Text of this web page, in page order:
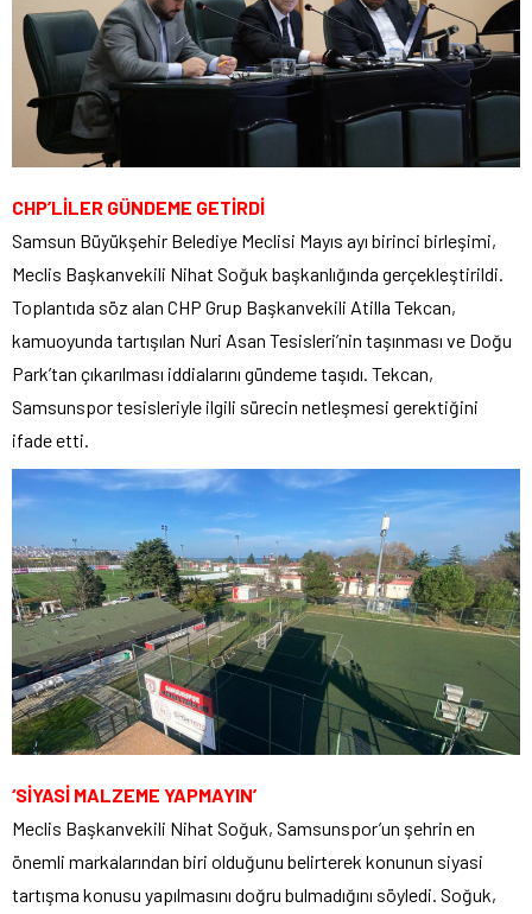
CHP’LİLER GÜNDEME GETİRDİ
Samsun Büyükşehir Belediye Meclisi Mayıs ayı birinci birleşimi,
Meclis Başkanvekili Nihat Soğuk başkanlığında gerçekleştirildi.
Toplantıda söz alan CHP Grup Başkanvekili Atilla Tekcan,
kamuoyunda tartışılan Nuri Asan Tesisleri’nin taşınması ve Doğu
Park’tan çıkarılması iddialarını gündeme taşıdı. Tekcan,
Samsunspor tesisleriyle ilgili sürecin netleşmesi gerektiğini
ifade etti.
‘SİYASİ MALZEME YAPMAYIN’
Meclis Başkanvekili Nihat Soğuk, Samsunspor’un şehrin en
önemli markalarından biri olduğunu belirterek konunun siyasi
tartışma konusu yapılmasını doğru bulmadığını söyledi. Soğuk,